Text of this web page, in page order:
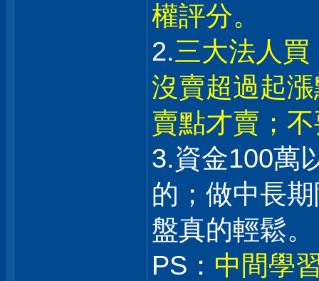
權評分。
2.三大法人
沒賣超過起
賣點才賣；
3.資金100萬
的；做中長
盤真的輕鬆。
PS： 中間學